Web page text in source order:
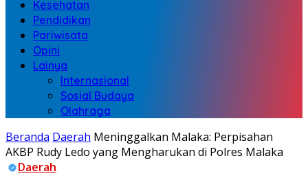
Kesehatan
Pendidikan
Pariwisata
Opini
Lainya
Internasional
Sosial Budaya
Olahraga
Beranda Daerah Meninggalkan Malaka: Perpisahan
AKBP Rudy Ledo yang Mengharukan di Polres Malaka
Daerah